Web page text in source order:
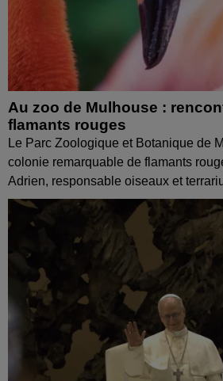
Au zoo de Mulhouse :
flamants rouges
Le Parc Zoologique et Botanique de
colonie remarquable de flamants
Adrien, responsable oiseaux et